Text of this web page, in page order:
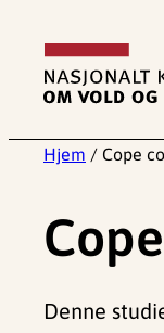
innhold
Hjem / Cope
Denne